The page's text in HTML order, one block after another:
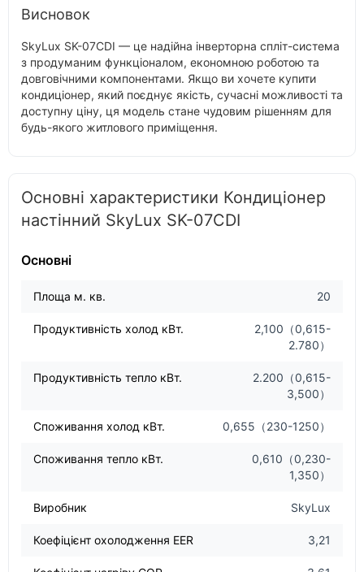
Висновок
SkyLux SK-07CDI — це надійна інверторна спліт-система
з продуманим функціоналом, економною роботою та
довговічними компонентами. Якщо ви хочете купити
кондиціонер, який поєднує якість, сучасні можливості та
доступну ціну, ця модель стане чудовим рішенням для
будь-якого житлового приміщення.
Основні характеристики Кондиціонер
настінний SkyLux SK-07CDI
Основні
Площа м. кв. 20
Продуктивність холод кВт.
2,100（0,615-
2.780）
Продуктивність тепло кВт.
2.200（0,615-
3,500）
Споживання холод кВт. 0,655（230-1250）
Споживання тепло кВт.
0,610（0,230-
1,350）
Виробник SkyLux
Коефіцієнт охолодження EER 3,21